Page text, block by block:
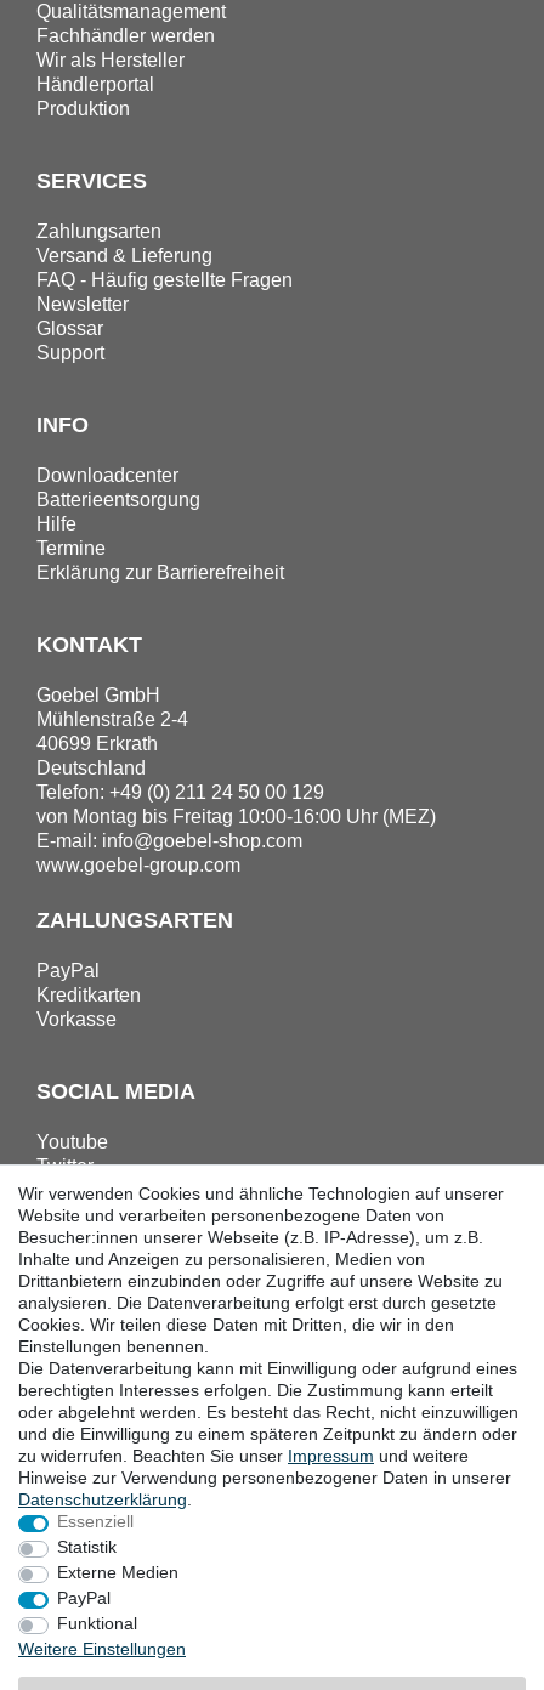
Qualitätsmanagement
Fachhändler werden
Wir als Hersteller
Händlerportal
Produktion
SERVICES
Zahlungsarten
Versand & Lieferung
FAQ - Häufig gestellte Fragen
Newsletter
Glossar
Support
INFO
Downloadcenter
Batterieentsorgung
Hilfe
Termine
Erklärung zur Barrierefreiheit
KONTAKT
Goebel GmbH
Mühlenstraße 2-4
40699 Erkrath
Deutschland
Telefon: +49 (0) 211 24 50 00 129
von Montag bis Freitag 10:00-16:00 Uhr (MEZ)
E-mail: info@goebel-shop.com
www.goebel-group.com
ZAHLUNGSARTEN
PayPal
Kreditkarten
Vorkasse
SOCIAL MEDIA
Youtube
Twitter
Linkedin
Facebook
Instagram
DOWNLOADS
Kataloge
Technik
Zertifikate
Studien
Promotion
STANDORTE
Widerrufsrecht
Datenschutzerklärung
Wir verwenden Cookies und ähnliche Technologien auf unserer
Website und verarbeiten personenbezogene Daten von
Besucher:innen unserer Webseite (z.B. IP-Adresse), um z.B.
Inhalte und Anzeigen zu personalisieren, Medien von
Drittanbietern einzubinden oder Zugriffe auf unsere Website zu
analysieren. Die Datenverarbeitung erfolgt erst durch gesetzte
Cookies. Wir teilen diese Daten mit Dritten, die wir in den
Einstellungen benennen.
Die Datenverarbeitung kann mit Einwilligung oder aufgrund eines
berechtigten Interesses erfolgen. Die Zustimmung kann erteilt
oder abgelehnt werden. Es besteht das Recht, nicht einzuwilligen
und die Einwilligung zu einem späteren Zeitpunkt zu ändern oder
zu widerrufen. Beachten Sie unser Impressum und weitere
Hinweise zur Verwendung personenbezogener Daten in unserer
Daten­schutz­erklärung
Essenziell
Statistik
Externe Medien
PayPal
Funktional
Weitere Einstellungen